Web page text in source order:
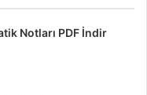
Notları PDF İndir